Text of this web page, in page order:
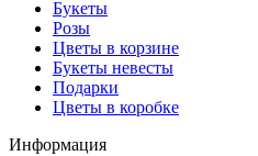
Букеты
Розы
Цветы в корзине
Букеты невесты
Подарки
Цветы в коробке
Информация